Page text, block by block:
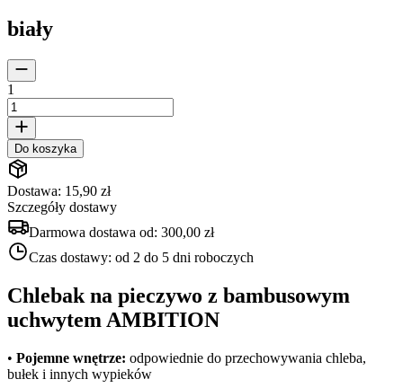
biały
1
Do koszyka
Dostawa: 15,90 zł
Szczegóły dostawy
Darmowa dostawa od: 300,00 zł
Czas dostawy: od 2 do 5 dni roboczych
Chlebak na pieczywo z bambusowym
uchwytem AMBITION
• Pojemne wnętrze: odpowiednie do przechowywania chleba,
bułek i innych wypieków